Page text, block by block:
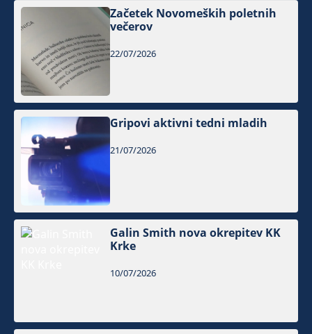
Začetek Novomeških poletnih
večerov
22/07/2026
Gripovi aktivni tedni mladih
21/07/2026
Galin Smith nova okrepitev KK
Krke
10/07/2026